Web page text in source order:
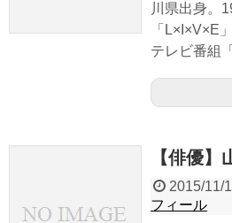
川県出身。
「L×I×V×E
テレビ番組
【俳優】
2015/11/
フィール